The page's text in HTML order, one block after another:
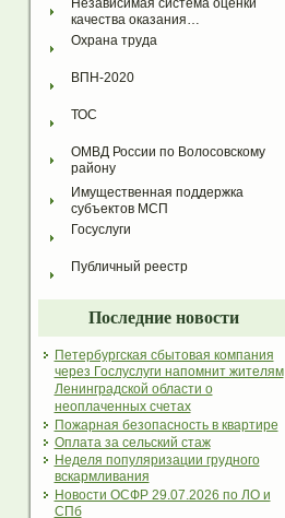
Независимая система оценки
качества оказания…
Охрана труда
ВПН-2020
ТОС
ОМВД России по Волосовскому
району
Имущественная поддержка
субъектов МСП
Госуслуги
Публичный реестр
Последние новости
Петербургская сбытовая компания
через Гослуслуги напомнит жителям
Ленинградской области о
неоплаченных счетах
Пожарная безопасность в квартире
Оплата за сельский стаж
Неделя популяризации грудного
вскармливания
Новости ОСФР 29.07.2026 по ЛО и
СПб